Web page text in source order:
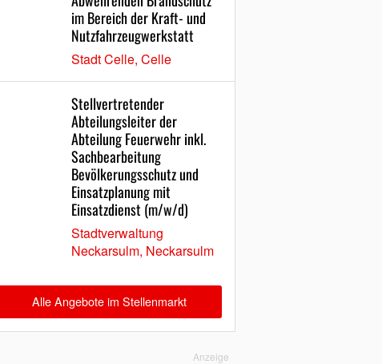
im Bereich der Kraft- und
Nutzfahrzeugwerkstatt
Stadt Celle, Celle
Stellvertretender
Abteilungsleiter der
Abteilung Feuerwehr inkl.
Sachbearbeitung
Bevölkerungsschutz und
Einsatzplanung mit
Einsatzdienst (m/w/d)
Stadtverwaltung
Neckarsulm, Neckarsulm
Alle Angebote im Stellenmarkt
Anzeige